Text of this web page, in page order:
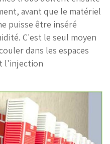
avant que le matériel
puisse être inséré
C'est le seul moyen
dans les espaces
l'injection